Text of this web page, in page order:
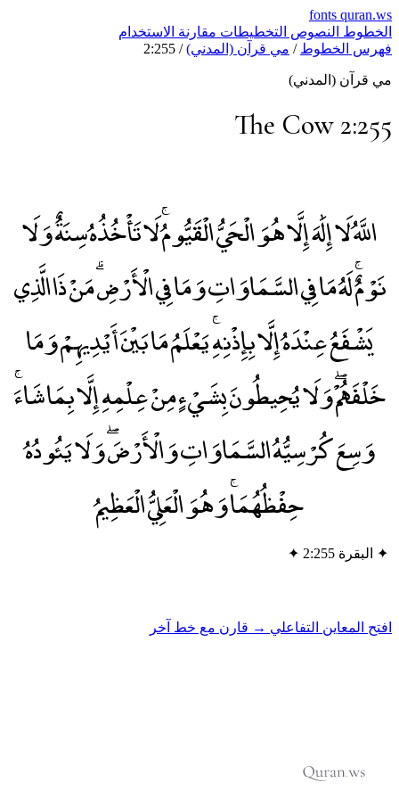
fonts
النصوص التخطيطاتمقارنةالاستخدام
الخطوط / مي قرآن (المدني) /
2:255
قرآن (المدني)
The Cow
اللَّهُ لَا إِلَٰهَ إِلَّا هُوَ الْحَيُّ الْقَيُّومُۚ لَا تَأْخُذُهُ سِنَةٌ وَلَا
نَوْمٌۚ لَهُ مَا فِي السَّمَاوَاتِ وَمَا فِي الْأَرْضِۗ مَنْ ذَا الَّذِي
يَشْفَعُ عِنْدَهُ إِلَّا بِإِذْنِهِۚ يَعْلَمُ مَا بَيْنَ أَيْدِيهِمْ وَمَا
خَلْفَهُمْۖ وَلَا يُحِيطُونَ بِشَيْءٍ مِنْ عِلْمِهِ إِلَّا بِمَا شَاءَۚ
وَسِعَ كُرْسِيُّهُ السَّمَاوَاتِ وَالْأَرْضَۖ وَلَا يَئُودُهُ
حِفْظُهُمَاۚ وَهُوَ الْعَلِيُّ الْعَظِيمُ
البقرة 2:255 ✦
المعاين التفاعلي →قارن مع خط آخر